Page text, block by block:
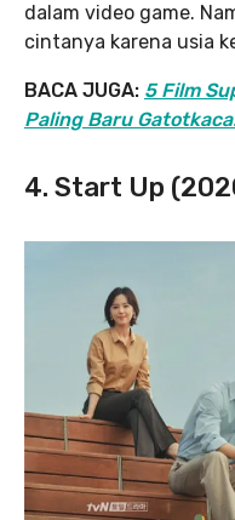
dalam video game.
cintanya karena usia
BACA JUGA: 5 Film
Paling Baru
4. Start Up